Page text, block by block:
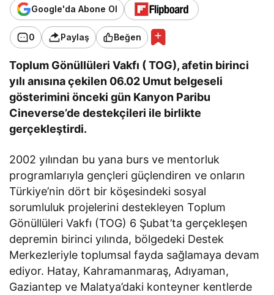
Google'da Abone Ol
0 Paylaş Beğen
Toplum Gönüllüleri Vakfı ( TOG), afetin birinci
yılı anısına çekilen 06.02 Umut belgeseli
gösterimini önceki gün Kanyon Paribu
Cineverse’de destekçileri ile birlikte
gerçekleştirdi.
2002 yılından bu yana burs ve mentorluk
programlarıyla gençleri güçlendiren ve onların
Türkiye’nin dört bir köşesindeki sosyal
sorumluluk projelerini destekleyen Toplum
Gönüllüleri Vakfı (TOG) 6 Şubat’ta gerçekleşen
depremin birinci yılında, bölgedeki Destek
Merkezleriyle toplumsal fayda sağlamaya devam
ediyor. Hatay, Kahramanmaraş, Adıyaman,
Gaziantep ve Malatya’daki konteyner kentlerde